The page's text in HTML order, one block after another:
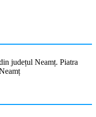
județul Neamț. Piatra